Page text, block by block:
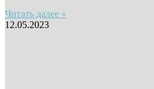
Читать далее »
12.05.2023